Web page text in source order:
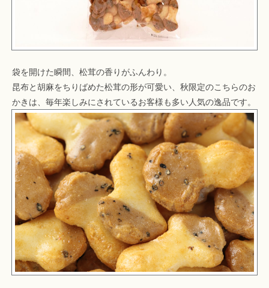
袋を開けた瞬間、松茸の香りがふんわり。
昆布と胡麻をちりばめた松茸の形が可愛い、秋限定のこちらのお
かきは、毎年楽しみにされているお客様も多い人気の逸品です。